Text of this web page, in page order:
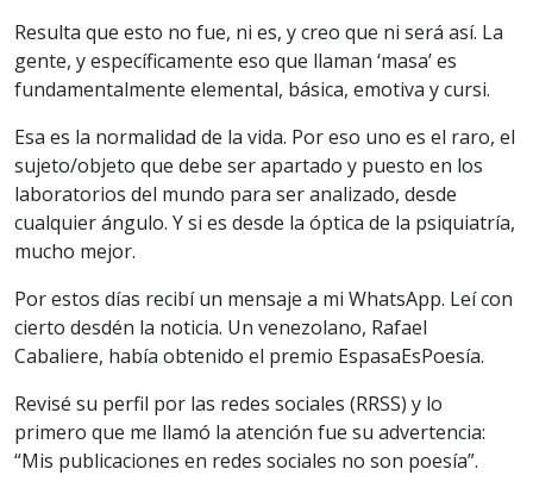
Resulta que esto no fue, ni es, y creo que ni será así. La
gente, y específicamente eso que llaman ‘masa’ es
fundamentalmente elemental, básica, emotiva y cursi.
Esa es la normalidad de la vida. Por eso uno es el raro, el
sujeto/objeto que debe ser apartado y puesto en los
laboratorios del mundo para ser analizado, desde
cualquier ángulo. Y si es desde la óptica de la psiquiatría,
mucho mejor.
Por estos días recibí un mensaje a mi WhatsApp. Leí con
cierto desdén la noticia. Un venezolano, Rafael
Cabaliere, había obtenido el premio EspasaEsPoesía.
Revisé su perfil por las redes sociales (RRSS) y lo
primero que me llamó la atención fue su advertencia:
“Mis publicaciones en redes sociales no son poesía”.